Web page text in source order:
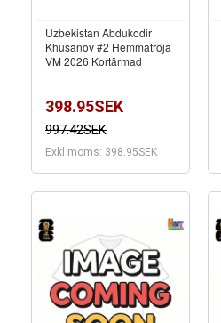
Uzbekistan Abdukodir
Khusanov #2 Hemmatröja
VM 2026 Kortärmad
398.95SEK
997.42SEK
Exkl moms: 398.95SEK